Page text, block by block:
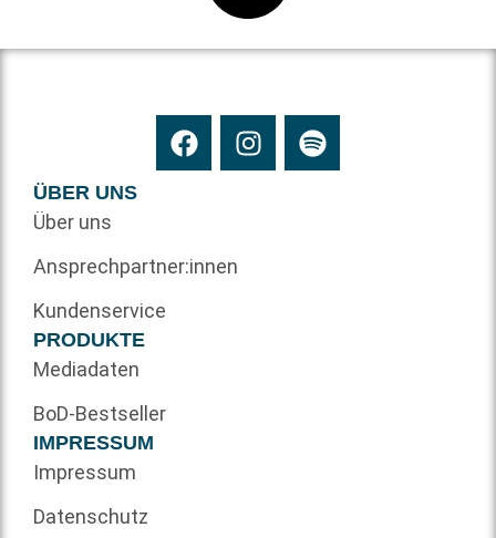
ÜBER UNS
Über uns
Ansprechpartner:innen
Kundenservice
PRODUKTE
Mediadaten
BoD-Bestseller
IMPRESSUM
Impressum
Datenschutz